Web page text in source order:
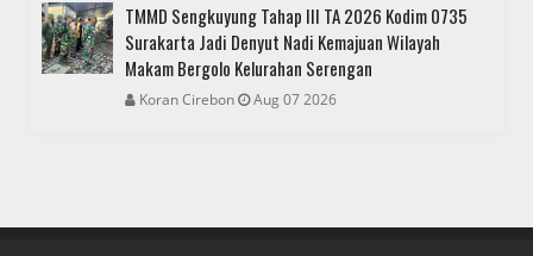
TMMD Sengkuyung Tahap III TA 2026 Kodim 0735
Surakarta Jadi Denyut Nadi Kemajuan Wilayah
Makam Bergolo Kelurahan Serengan
Koran Cirebon Aug 07 2026